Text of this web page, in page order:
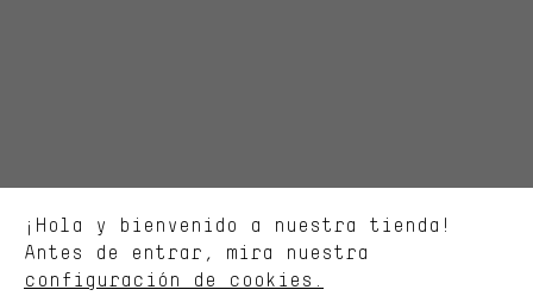
¡Hola y bienvenido a nuestra tienda!
Antes de entrar, mira nuestra
configuración de cookies.
tienda. Con las cookies de rendimiento, puedes influir en la mejora
de nuestro sitio web y nuestra oferta de la tienda con tu
comportamiento de compra.